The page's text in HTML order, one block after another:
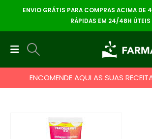
ENVIO GRÁTIS PARA COMPRAS ACIMA DE
RÁPIDAS EM 24/48H ÚTEIS
ENCOMENDE AQUI AS SUAS